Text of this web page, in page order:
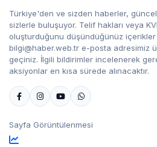
Türkiye'den ve sizden haberler,
sizlerle buluşuyor. Telif hakları veya
oluşturduğunu düşündüğünüz
bilgi@haber.web.tr e-posta adresimiz
geçiniz. İlgili bildirimler incelenerek
aksiyonlar en kısa sürede alınacaktır.
Sayfa Görüntülenmesi